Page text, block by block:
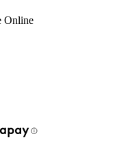
Online